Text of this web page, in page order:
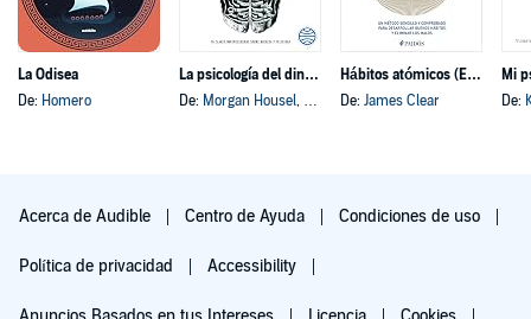
La Odisea
De: Homero
La psicología del dinero
De: Morgan Housel, y otros
Hábitos atómicos (Español neutro)
De: James Clear
Mi
De:
Acerca de Audible Centro de Ayuda Condiciones de uso
Política de privacidad Accessibility